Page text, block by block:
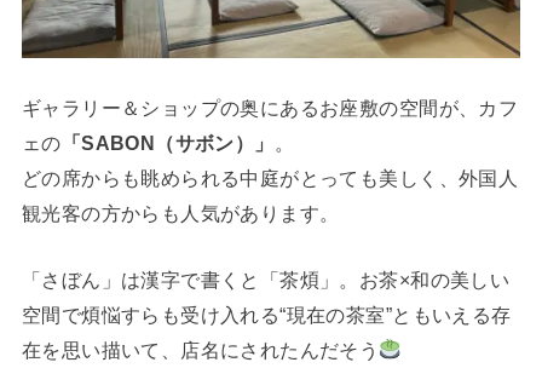
ギャラリー＆ショップの奥にあるお座敷の空間が、カフ
ェの 「SABON（サボン）」
どの席からも眺められる中庭がとっても美しく、外国人
観光客の方からも人気があります。
「さぼん」は漢字で書くと「茶煩」。お茶×和の美しい
空間で煩悩すらも受け入れる“現在の茶室”ともいえる存
在を思い描いて、店名にされたんだそう